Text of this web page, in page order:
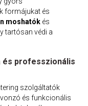
formájukat és
moshatók és
tartósan védi a
és professzionális
szolgáltatók
és funkcionális